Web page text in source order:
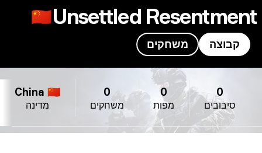
Unsettled
🇨🇳
קבוצה משחקים
Unsettled
סיבובים מפות משחקים מדינה
China 🇨🇳